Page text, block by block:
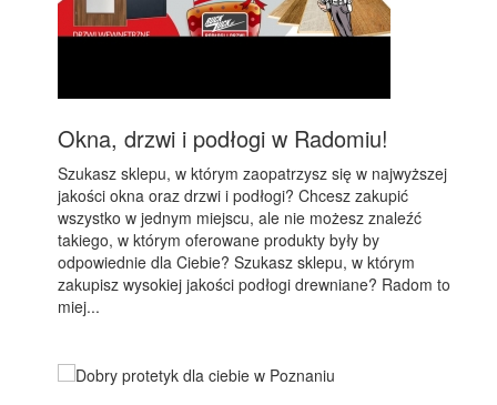
Okna, drzwi i podłogi w Radomiu!
Szukasz sklepu, w którym zaopatrzysz się w najwyższej
jakości okna oraz drzwi i podłogi? Chcesz zakupić
wszystko w jednym miejscu, ale nie możesz znaleźć
takiego, w którym oferowane produkty były by
odpowiednie dla Ciebie? Szukasz sklepu, w którym
zakupisz wysokiej jakości podłogi drewniane? Radom to
miej...